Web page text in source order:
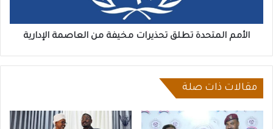
الأمم المتحدة تطلق تحذيرات مخيفة من العاصمة الإدارية
مقالات ذات صلة